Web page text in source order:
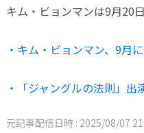
キム・ビョンマンは9月20
・キム・ビョンマン、9月
・「ジャングルの法則」
元記事配信日時 : 2025/08/07